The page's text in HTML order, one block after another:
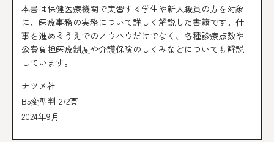
本書は保健医療機関で実習する学生や新入職員の方を対象
に、医療事務の実務について詳しく解説した書籍です。仕
事を進めるうえでのノウハウだけでなく、各種診療点数や
公費負担医療制度や介護保険のしくみなどについても解説
しています。
ナツメ社
B5変型判 272頁
2024年9月